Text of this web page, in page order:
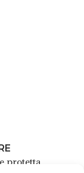
protetta